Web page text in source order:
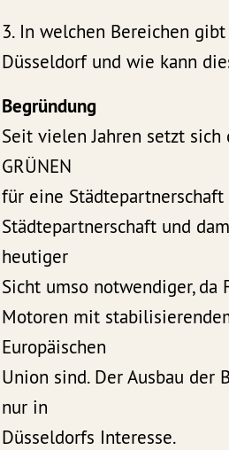
3. In welchen Bereichen
Düsseldorf und wie kann
Begründung
Seit vielen Jahren setzt
GRÜNEN
für eine
Städtepartnerschaft und
heutiger
Sicht umso notwendiger,
Motoren mit
Europäischen
Union sind. Der Ausbau der
nur in
Düsseldorfs Interesse.